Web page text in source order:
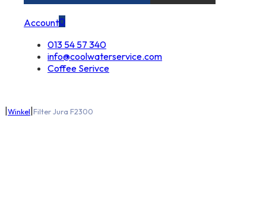
Account0
013 54 57 340
info@coolwaterservice.com
Coffee Serivce
|Winkel|Filter Jura F2300